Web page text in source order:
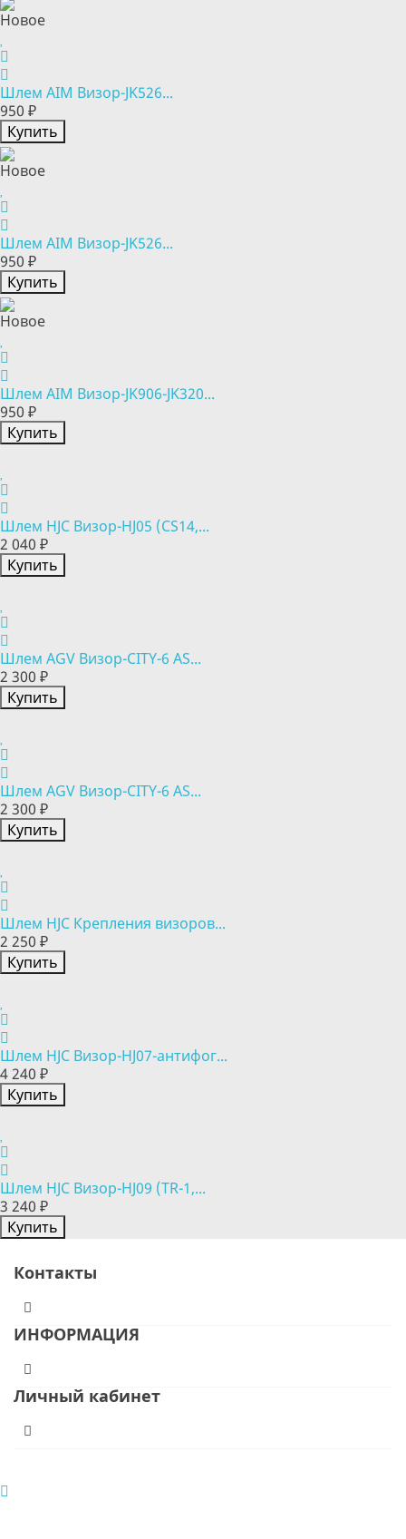
Новое
Шлем AIM Визор-JK526...
950 ₽
Купить
Новое
Шлем AIM Визор-JK526...
950 ₽
Купить
Новое
Шлем AIM Визор-JK906-JK320...
950 ₽
Купить
Шлем HJC Визор-HJ05 (CS14,...
2 040 ₽
Купить
Шлем AGV Визор-CITY-6 AS...
2 300 ₽
Купить
Шлем AGV Визор-CITY-6 AS...
2 300 ₽
Купить
Шлем HJC Крепления визоров...
2 250 ₽
Купить
Шлем HJC Визор-HJ07-антифог...
4 240 ₽
Купить
Шлем HJC Визор-HJ09 (TR-1,...
3 240 ₽
Купить
Контакты
ИНФОРМАЦИЯ
Личный кабинет